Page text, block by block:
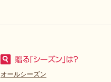
オールシーズン